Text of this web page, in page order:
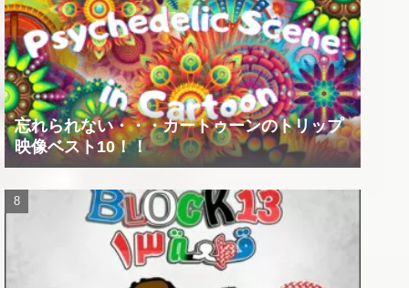
忘れられない・・・カートゥーンのトリップ
映像ベスト10！！